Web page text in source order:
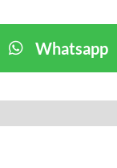
Whatsapp